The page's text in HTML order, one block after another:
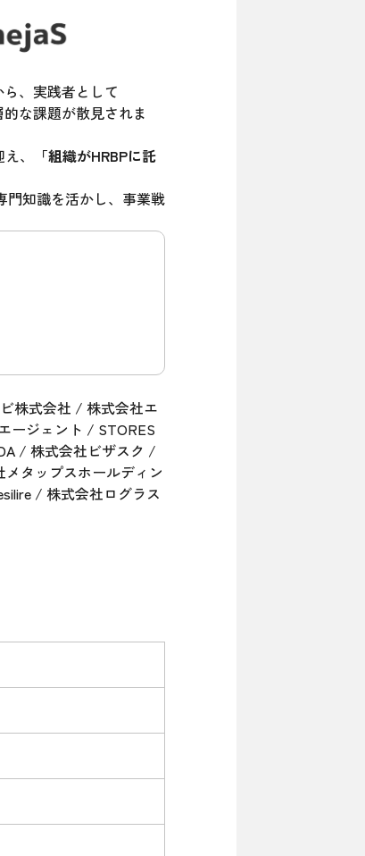
、実践者として
な課題が散見されま
、
「組織がHRBPに託
門知識を活かし、事業戦
株式会社 / 株式会社エ
ージェント / STORES
/ 株式会社ビザスク /
タップスホールディン
/ 株式会社ログラス